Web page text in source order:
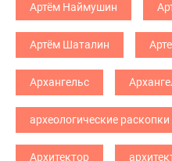
Артём Наймушин
Артём Шаталин
Архангельс
археологические раскопки
Архитектор